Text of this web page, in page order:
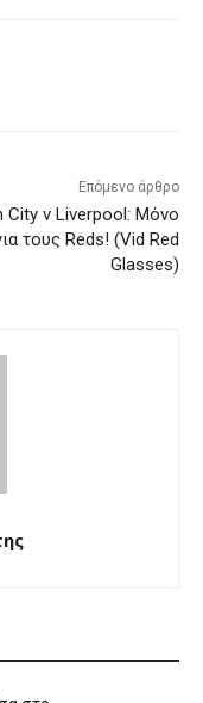
Επόμενο άρθρο
City v Liverpool: Μόνο
τους Reds! (Vid Red
Glasses)